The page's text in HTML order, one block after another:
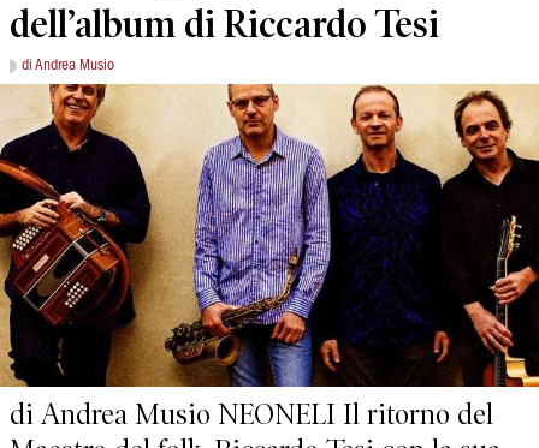
dell’album di Riccardo Tesi
di Andrea Musio
di Andrea Musio NEONELI Il ritorno del